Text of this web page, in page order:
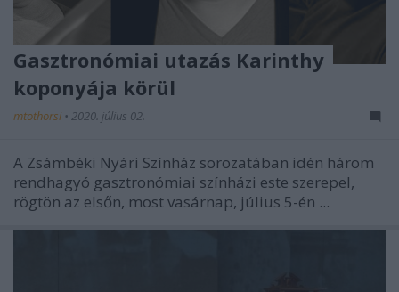
Gasztronómiai utazás Karinthy
koponyája körül
mtothorsi • 2020. július 02.
A Zsámbéki Nyári Színház sorozatában idén három
rendhagyó gasztronómiai színházi este szerepel,
rögtön az elsőn, most vasárnap, július 5-én ...